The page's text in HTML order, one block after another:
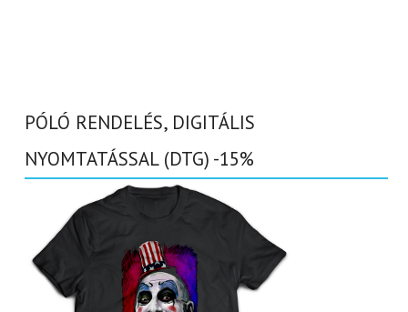
PÓLÓ RENDELÉS, DIGITÁLIS
NYOMTATÁSSAL (DTG) -15%